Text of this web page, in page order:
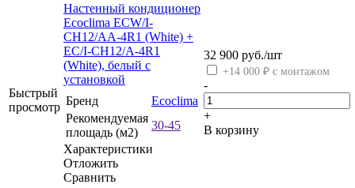
Быстрый
просмотр
Настенный кондиционер
Ecoclima ECW/I-
CH12/AA-4R1 (White) +
EC/I-CH12/A-4R1
(White), белый с
установкой
Бренд
Ecoclima
Рекомендуемая
площадь (м2)
30-45
Характеристики
Отложить
Сравнить
32 900 руб./шт
+14 000 ₽ с монтажом
-
+
В корзину